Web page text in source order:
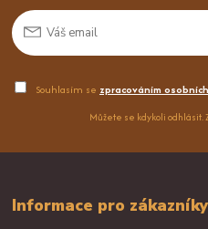
Souhlasím se zpracováním
Můžete se kdykoli odhlásit.
Informace pro zákazníky